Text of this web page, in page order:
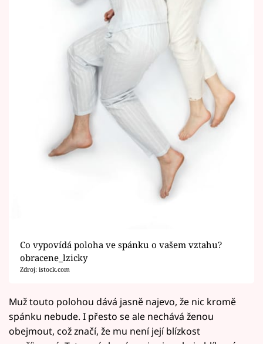
Co vypovídá poloha ve spánku o vašem vztahu?
obracene_lzicky
Zdroj: istock.com
Muž touto polohou dává jasně najevo, že nic kromě
spánku nebude. I přesto se ale nechává ženou
obejmout, což značí, že mu není její blízkost